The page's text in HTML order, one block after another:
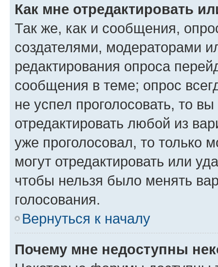
Как мне отредактировать
Так же, как и сообщения,
создателями, модераторами
редактирования опроса
сообщения в теме; опрос
не успел проголосовать, то
отредактировать любой из
уже проголосовал, то только
могут отредактировать или
чтобы нельзя было менять
голосования.
Вернуться к началу
Почему мне недоступны